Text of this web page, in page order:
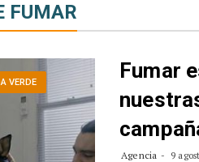
FUMAR
VERDE
Fumar
Agencia 9